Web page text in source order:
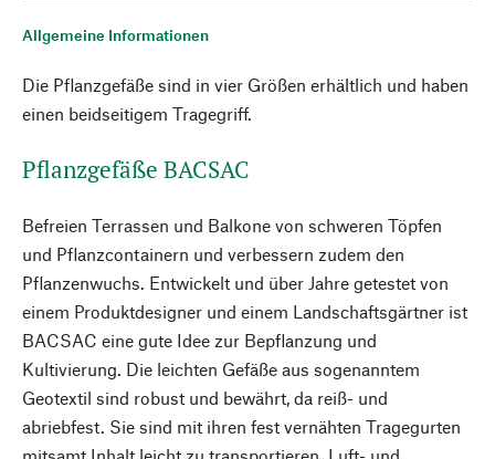
Allgemeine Informationen
Die Pflanzgefäße sind in vier Größen erhältlich und haben
einen beidseitigem Tragegriff.
Pflanzgefäße BACSAC
Befreien Terrassen und Balkone von schweren Töpfen
und Pflanzcontainern und verbessern zudem den
Pflanzenwuchs. Entwickelt und über Jahre getestet von
einem Produktdesigner und einem Landschaftsgärtner ist
BACSAC eine gute Idee zur Bepflanzung und
Kultivierung. Die leichten Gefäße aus sogenanntem
Geotextil sind robust und bewährt, da reiß- und
abriebfest. Sie sind mit ihren fest vernähten Tragegurten